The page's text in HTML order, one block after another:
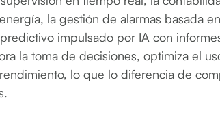
la gestión de alarmas basada
impulsado por IA con
la toma de decisiones, optimiza el
lo que lo diferencia de